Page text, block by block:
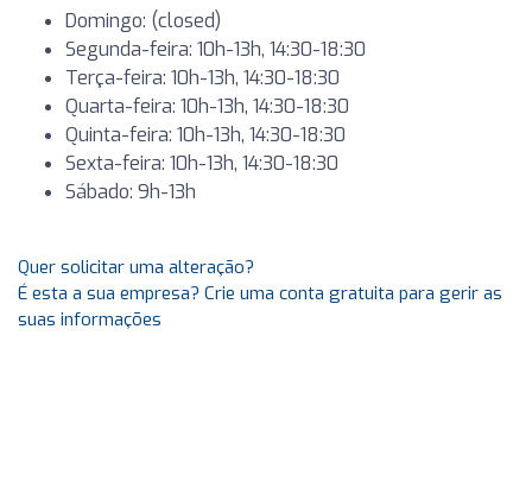
Domingo: (closed)
Segunda-feira: 10h-13h, 14:30-18:30
Terça-feira: 10h-13h, 14:30-18:30
Quarta-feira: 10h-13h, 14:30-18:30
Quinta-feira: 10h-13h, 14:30-18:30
Sexta-feira: 10h-13h, 14:30-18:30
Sábado: 9h-13h
Quer solicitar uma alteração?
É esta a sua empresa? Crie uma conta gratuita para gerir as
suas informações